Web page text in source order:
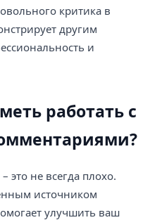
критика в
другим
и
работать с
это не всегда плохо.
источником
улучшить ваш